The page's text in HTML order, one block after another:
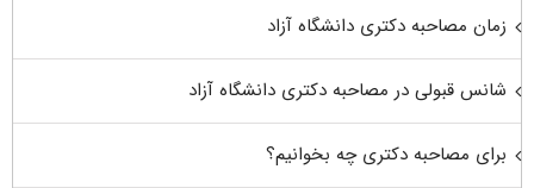
زمان مصاحبه دکتری دانشگاه آزاد
شانس قبولی در مصاحبه دکتری دانشگاه آزاد
برای مصاحبه دکتری چه بخوانیم؟